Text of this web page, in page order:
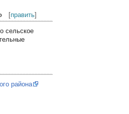
[править]
сельское
района